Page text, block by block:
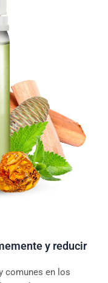
y reducir
comunes en los